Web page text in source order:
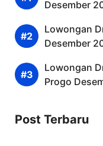
Desember
Lowongan
Desember
Lowongan
Progo
Post Terbaru